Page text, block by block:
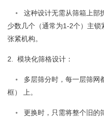
◦ 这种设计无需从筛箱上部
少数几个（通常为1-2个）主
张紧机构。
2. 模块化筛格设计：
◦ 多层筛分时，每一层筛网
框） 上。
◦ 更换时，只需将整个旧的